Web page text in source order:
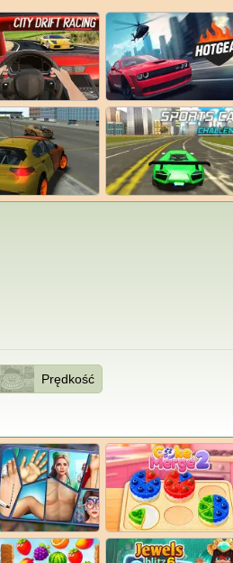
Prędkość